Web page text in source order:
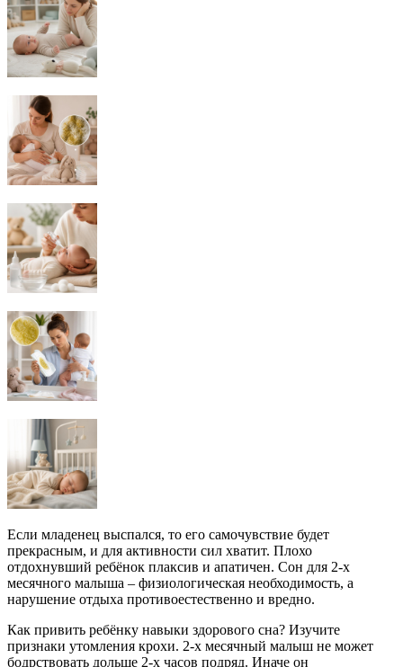
Если младенец выспался, то его самочувствие будет
прекрасным, и для активности сил хватит. Плохо
отдохнувший ребёнок плаксив и апатичен. Сон для 2-х
месячного малыша – физиологическая необходимость, а
нарушение отдыха противоестественно и вредно.
Как привить ребёнку навыки здорового сна? Изучите
признаки утомления крохи. 2-х месячный малыш не может
бодрствовать дольше 2-х часов подряд. Иначе он